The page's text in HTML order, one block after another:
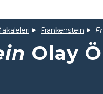
Frankenstein
Olay